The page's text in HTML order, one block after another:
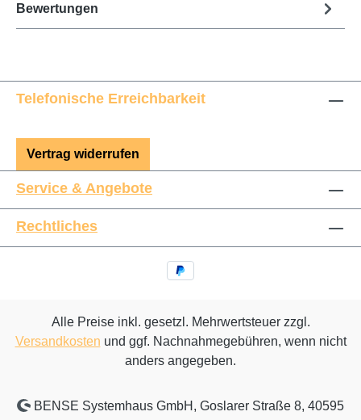
Bewertungen
Telefonische Erreichbarkeit
Vertrag widerrufen
Service & Angebote
Rechtliches
Alle Preise inkl. gesetzl. Mehrwertsteuer zzgl.
Versandkosten und ggf. Nachnahmegebühren, wenn nicht
anders angegeben.
BENSE Systemhaus GmbH, Goslarer Straße 8, 40595